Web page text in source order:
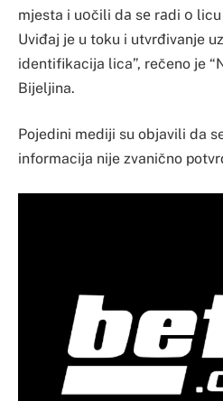
mjesta i uоčili dа sе rаdi о
Uviđaj je u toku i utvrđivanje
identifikacija lica”, rečeno je
Bijeljina.
Pojedini mediji su objavili da
informacija nije zvanično